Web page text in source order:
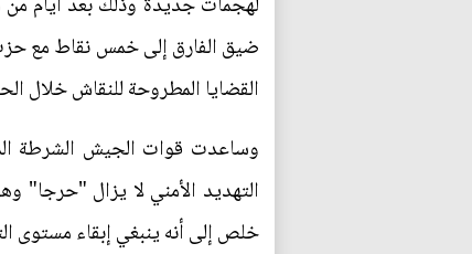
ضيق الفارق إلى خمس نقاط مع
القضايا المطروحة للنقاش خلال
وساعدت قوات الجيش الشرطة
التهديد الأمني لا يزال "حرجا"
خلص إلى أنه ينبغي إبقاء مستوى